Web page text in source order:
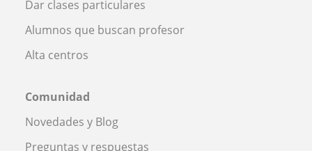
Dar clases particulares
Alumnos que buscan profesor
Alta centros
Comunidad
Novedades y Blog
Preguntas y respuestas